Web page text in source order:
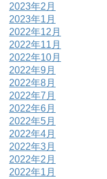
2023年2月
2023年1月
2022年12月
2022年11月
2022年10月
2022年9月
2022年8月
2022年7月
2022年6月
2022年5月
2022年4月
2022年3月
2022年2月
2022年1月